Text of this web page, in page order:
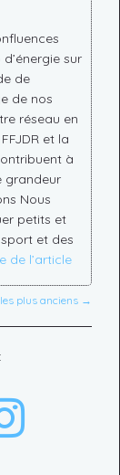
sur
de
de nos
réseau en
et la
à
grandeur
Nous
petits et
et des
de l’article
plus anciens →